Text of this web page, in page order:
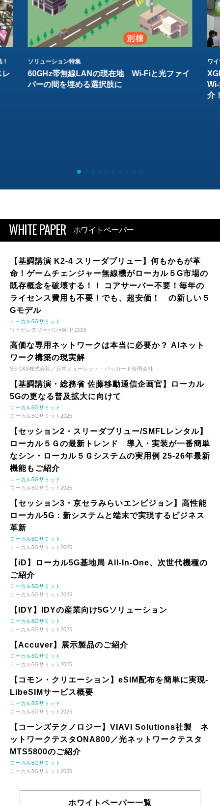
レ
ソリューション特集
60GHz帯無線LANの現在地 Wi-Fiと光ファイ
バーの間を埋める選択肢に
ワ
介
WHITE PAPER ホワイトペーパー
【基調講演 K2-4 スリーダブリュー】何もかもが革
命！ゲームチェンジャー無線機がローカル５G市場の
既存概念を破壊する！！ コアサーバー不要！毎年の
ライセンス費用も不要！でも、超安価！ の新しい５
Gモデル
ローカル5Gサミット
ワイヤレスジャパン×WTP 2026
高価な専用ネットワークは本当に必要か？ AIネット
ワーク構築の現実解
SB C&S株式会社／日本ヒューレット・パッカード合同会社
【基調講演・総務省 佐藤移動通信企画官】ローカル
5Gの更なる普及拡大に向けて
ローカル5Gサミット
ローカル5Gサミット2025
【セッション2・スリーダブリュー/SMFLレンタル】
ローカル５Ｇの最新トレンド 導入・実装が一番簡単
なシン・ローカル５Ｇシステムの実用例 25-26年最新
機能もご紹介
ローカル5Gサミット
ローカル5Gサミット2025
【セッション3・京セラみらいエンビジョン】高性能
ローカル5G：新システムと端末で実現するビジネス
革新
ローカル5Gサミット
ローカル5Gサミット2025
【iD】ローカル5G基地局 All-In-One、次世代機種の
ご紹介
ローカル5Gサミット
ローカル5Gサミット2025
【IDY】IDYの産業向け5Gソリューション
ローカル5Gサミット
ローカル5Gサミット2025
【Accuver】展示製品のご紹介
ローカル5Gサミット
ローカル5Gサミット2025
【コモン・クリエーション】eSIM配布を簡単に実現-
LibeSIMサービス概要
ローカル5Gサミット
ローカル5Gサミット2025
【コーンズテクノロジー】VIAVI Solutions社製 ネ
ットワークテスタONA800／光ネットワークテスタ
MTS5800のご紹介
ローカル5Gサミット
ローカル5Gサミット2025
ホワイトペーパー一覧